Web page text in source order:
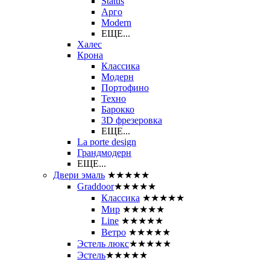
Арго
Modern
ЕЩЕ...
Халес
Крона
Классика
Модерн
Портофино
Техно
Барокко
3D фрезеровка
ЕЩЕ...
La porte design
Грандмодерн
ЕЩЕ...
Двери эмаль ★★★★★
Graddoor★★★★★
Классика ★★★★★
Мир ★★★★★
Line ★★★★★
Ветро ★★★★★
Эстель люкс★★★★★
Эстель★★★★★